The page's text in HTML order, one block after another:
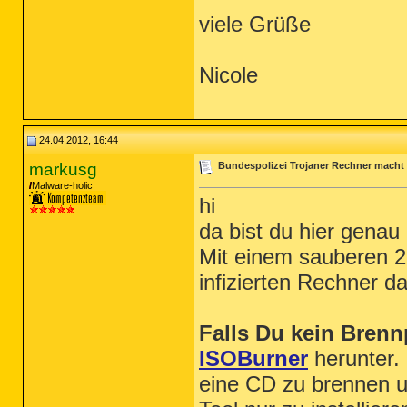
viele Grüße
Nicole
24.04.2012, 16:44
markusg
Malware-holic
Bundespolizei Trojaner Rechner
hi
da bist du hier
Mit einem sauberen
infizierten Rechner
Falls Du kein
ISOBurner
eine CD zu brennen